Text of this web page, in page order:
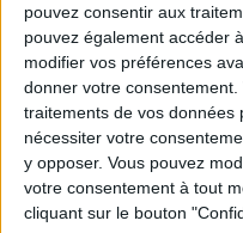
pouvez consentir aux
pouvez également accéder
modifier vos préférences
donner votre consentement.
traitements de vos données
nécessiter votre
y opposer. Vous pouvez
votre consentement à tout
cliquant sur le bouton
Peut-on remplacer
Consultation